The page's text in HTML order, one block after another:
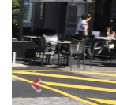
Previous